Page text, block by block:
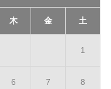
木 金 土
1
6 7 8